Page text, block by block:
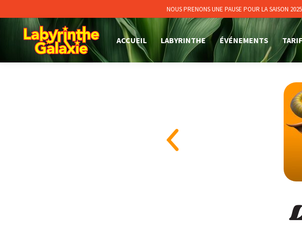
NOUS PRENONS UNE PAUSE POUR LA SAISON
ACCUEIL LABYRINTHE ÉVÉNEMENTS